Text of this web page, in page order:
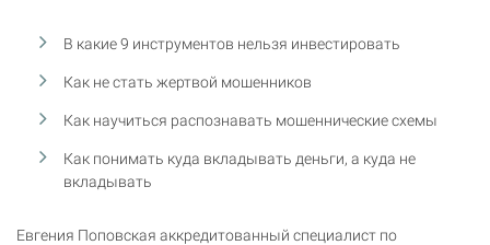
В какие 9 инструментов нельзя инвестировать
Как не стать жертвой мошенников
Как научиться распознавать мошеннические схемы
Как понимать куда вкладывать деньги, а куда не
вкладывать
Евгения Поповская аккредитованный специалист по